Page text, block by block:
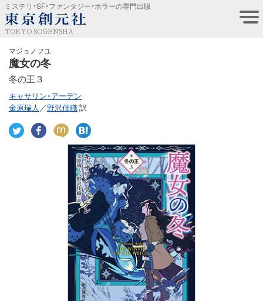
ミステリ・SF・ファンタジー・ホラーの専門出版
TOKYO SOGENSHA
マジョノフユ
魔女の冬
冬の王３
キャサリン・アーデン
金原瑞人 ／野沢佳織訳